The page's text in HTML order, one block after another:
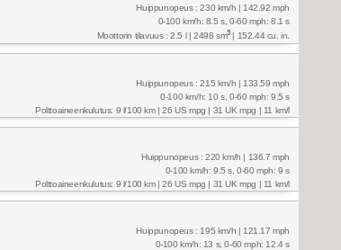
Huippunopeus : 230 km/h | 142.92 mph
0-100 km/h: 8.5 s, 0-60 mph: 8.1 s
Moottorin tilavuus : 2.5 l | 2498 sm3| 152.44 cu. in.
Huippunopeus : 215 km/h | 133.59 mph
0-100 km/h: 10 s, 0-60 mph: 9.5 s
Polttoaineenkulutus: 9 l/100 km | 26 US mpg | 31 UK mpg | 11 km/l
Huippunopeus : 220 km/h | 136.7 mph
0-100 km/h: 9.5 s, 0-60 mph: 9 s
Polttoaineenkulutus: 9 l/100 km | 26 US mpg | 31 UK mpg | 11 km/l
Huippunopeus : 195 km/h | 121.17 mph
0-100 km/h: 13 s, 0-60 mph: 12.4 s